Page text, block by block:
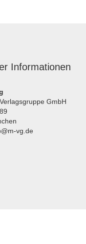
Informationen
GmbH
vg.de